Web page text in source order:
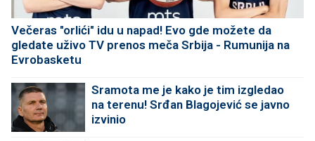
Večeras "orlići" idu u napad! Evo gde možete da
gledate uživo TV prenos meča Srbija - Rumunija na
Evrobasketu
Sramota me je kako je tim izgledao
na terenu! Srđan Blagojević se javno
izvinio